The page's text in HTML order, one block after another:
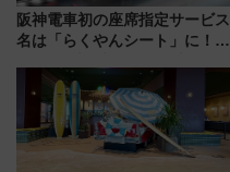
阪神電車初の座席指定サービス
名は「らくやんシート」に！新
を快適移動